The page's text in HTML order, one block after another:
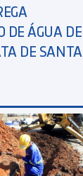
DE ÁGUA DE
DE SANTA